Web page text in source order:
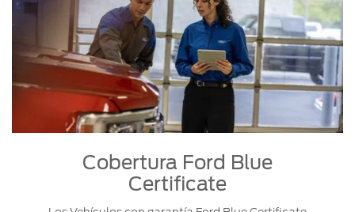
Cobertura Ford Blue
Certificate